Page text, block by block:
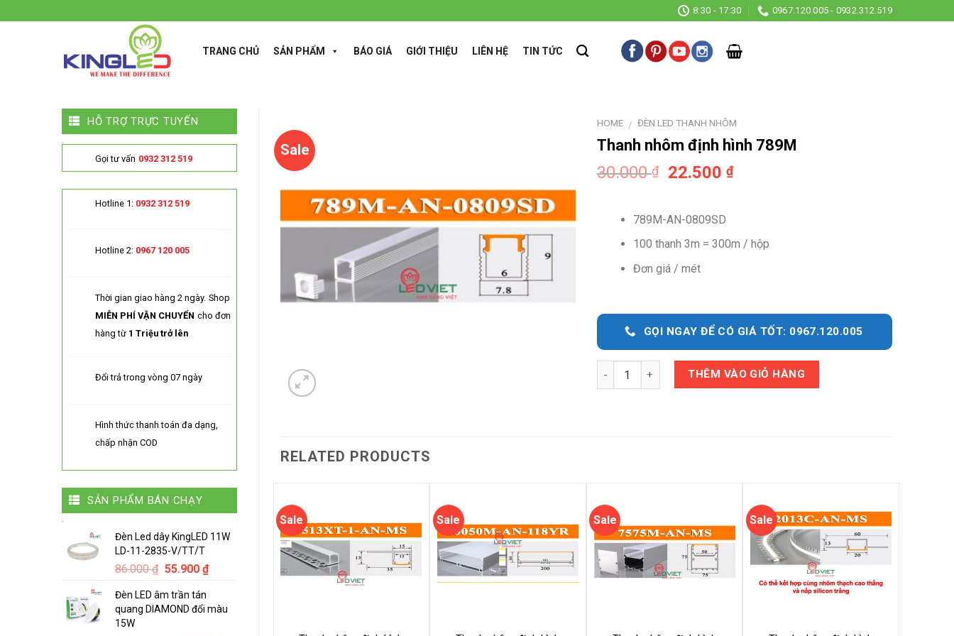
to
8:30 - 17:30 0967.120.005 - 0932.312.519
TRANG CHỦ SẢN PHẨM BÁO GIÁ GIỚI THIỆU LIÊN HỆ TIN TỨC
Sale
HOME / ĐÈN LED THANH NHÔM
Thanh nhôm định hình 789M
30.000₫
Original
30.000 ₫.
22.500 ₫Current
789M-AN-0809SD
100 thanh 3m = 300m / hộp
Đơn giá / mét
GỌI NGAY ĐỂ CÓ GIÁ TỐT: 0967.120.005
Quantity THÊM VÀO GIỎ HÀNG
RELATED PRODUCTS
Sale Sale Sale Sale
HỖ TRỢ TRỰC TUYẾN
Gọi tư vấn 0932 312 519
Hotline 1: 0932 312 519
Hotline 2: 0967 120 005
Thời gian giao hàng 2 ngày. Shop
MIỄN PHÍ VẬN CHUYỂN cho đơn
hàng từ 1 Triệu trở lên
Đổi trả trong vòng 07 ngày
Hình thức thanh toán đa dạng,
chấp nhận COD
SẢN PHẨM BÁN CHẠY
Đèn Led dây KingLED 11W
LD-11-2835-V/TT/T
86.000₫ Original
was:
86.000 ₫.
55.900 ₫Current
55.900 ₫.
Đèn LED âm trần tán
quang DIAMOND đổi màu
15W